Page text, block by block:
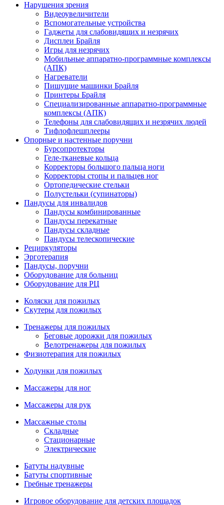
Нарушения зрения
Видеоувеличители
Вспомогательные устройства
Гаджеты для слабовидящих и незрячих
Дисплеи Брайля
Игры для незрячих
Мобильные аппаратно-программные комплексы
(АПК)
Нагреватели
Пишущие машинки Брайля
Принтеры Брайля
Специализированные аппаратно-программные
комплексы (АПК)
Телефоны для слабовидящих и незрячих людей
Тифлофлешплееры
Опорные и настенные поручни
Бурсопротекторы
Геле-тканевые кольца
Корректоры большого пальца ноги
Корректоры стопы и пальцев ног
Ортопедические стельки
Полустельки (супинаторы)
Пандусы для инвалидов
Пандусы комбинированные
Пандусы перекатные
Пандусы складные
Пандусы телескопические
Рециркуляторы
Эрготерапия
Пандусы, поручни
Оборудование для больниц
Оборудование для РЦ
Коляски для пожилых
Скутеры для пожилых
Тренажеры для пожилых
Беговые дорожки для пожилых
Велотренажеры для пожилых
Физиотерапия для пожилых
Ходунки для пожилых
Массажеры для ног
Массажеры для рук
Массажные столы
Складные
Стационарные
Электрические
Батуты надувные
Батуты спортивные
Гребные тренажеры
Игровое оборудование для детских площадок